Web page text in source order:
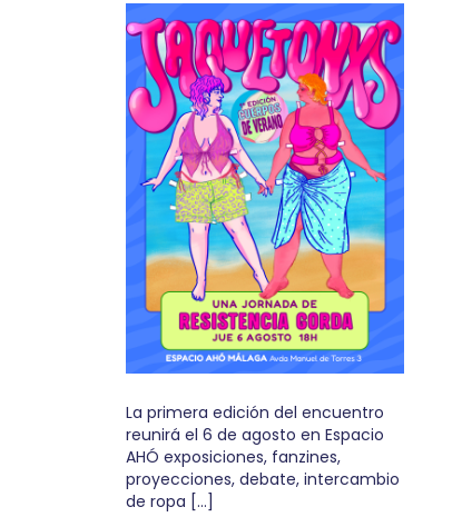
La primera edición del encuentro
reunirá el 6 de agosto en Espacio
AHÓ exposiciones, fanzines,
proyecciones, debate, intercambio
de ropa […]